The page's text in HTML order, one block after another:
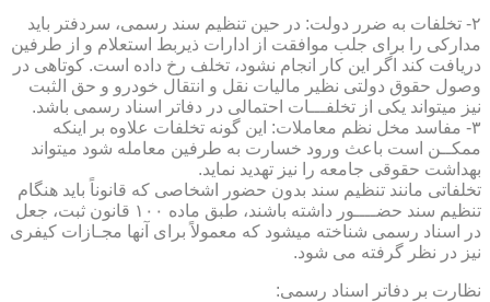
۲- تخلفات به ضرر دولت: در حین تنظیم سند رسمی، سردفتر باید
مدارکی را برای جلب موافقت از ادارات ذیربط استعلام و از طرفین
دریافت کند اگر این کار انجام نشود، تخلف رخ داده است. کوتاهی در
وصول حقوق دولتی نظیر مالیات نقل و انتقال خودرو و حق الثبت
نیز میتواند یکی از تخلفـــات احتمالی در دفاتر اسناد رسمی باشد.
۳- مفاسد مخل نظم معاملات: این گونه تخلفات علاوه بر اینکه
ممکــن است باعث ورود خسارت به طرفین معامله شود میتواند
بهداشت حقوقی جامعه را نیز تهدید نماید.
تخلفاتی مانند تنظیم سند بدون حضور اشخاصی که قانوناً باید هنگام
تنظیم سند حضــــور داشته باشند، طبق ماده ۱۰۰ قانون ثبت، جعل
در اسناد رسمی شناخته میشود که معمولاً برای آنها مجـازات کیفری
نیز در نظر گرفته می شود.
نظارت بر دفاتر اسناد رسمی: